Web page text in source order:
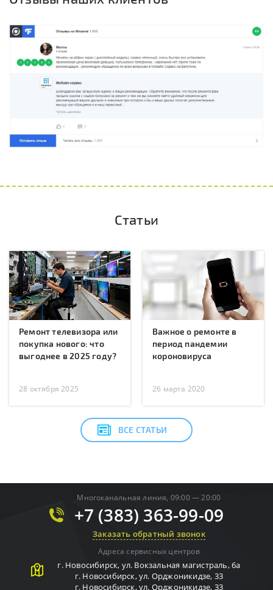
Статьи
Ремонт телевизора или
покупка нового: что
выгоднее в 2025 году?
28 октября 2025
Важное о ремонте в
период пандемии
короновируса
26 марта 2020
ВСЕ СТАТЬИ
Многоканальная линия, 09:00 — 20:00
+7 (383) 363-99-09
Заказать обратный звонок
Адреса сервисных центров
г. Новосибирск, ул. Вокзальная магистраль, 6а
г. Новосибирск,ул. Орджоникидзе, 33
г. Новосибирск,ул. Орджоникидзе, 33